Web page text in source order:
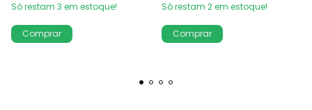
Só restam 3 em estoque!
Comprar
Só restam 2em estoque!